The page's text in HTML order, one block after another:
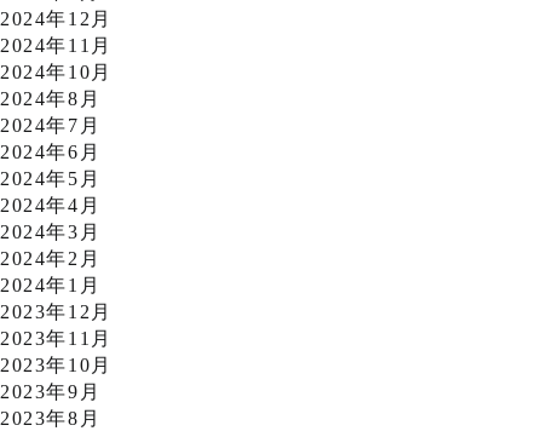
2024年12月
2024年11月
2024年10月
2024年8月
2024年7月
2024年6月
2024年5月
2024年4月
2024年3月
2024年2月
2024年1月
2023年12月
2023年11月
2023年10月
2023年9月
2023年8月